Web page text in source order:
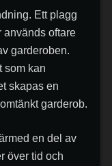
Ett plagg
används oftare
garderoben.
som kan
skapas en
garderob.
en del av
över tid och